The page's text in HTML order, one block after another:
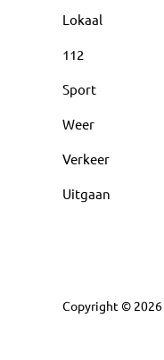
Lokaal
112
Sport
Weer
Verkeer
Uitgaan
Copyright © 2026